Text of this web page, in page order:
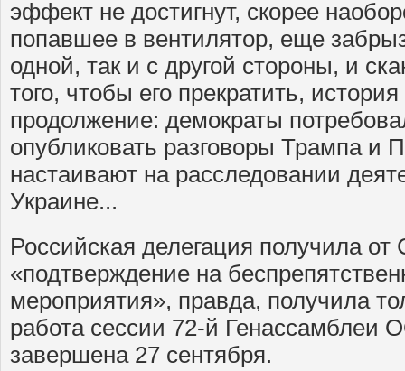
эффект не достигнут, скорее
попавшее в вентилятор, еще
одной, так и с другой стороны, и
того, чтобы его прекратить,
продолжение: демократы
опубликовать разговоры Трампа и
настаивают на расследовании
Украине...
Российская делегация получила
«подтверждение на
мероприятия», правда, получила
работа сессии 72-й
завершена 27 сентября.